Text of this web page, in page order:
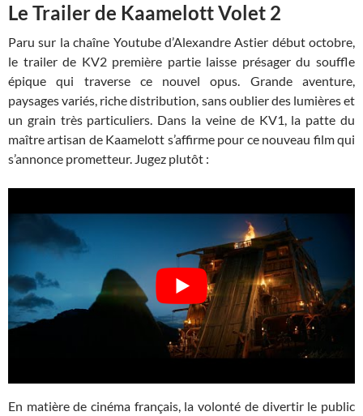
Le Trailer de Kaamelott Volet 2
Paru sur la chaîne Youtube d’Alexandre Astier début octobre,
le trailer de KV2 première partie laisse présager du souffle
épique qui traverse ce nouvel opus. Grande aventure,
paysages variés, riche distribution, sans oublier des lumières et
un grain très particuliers. Dans la veine de KV1, la patte du
maître artisan de Kaamelott s’affirme pour ce nouveau film qui
s’annonce prometteur. Jugez plutôt :
En matière de cinéma français, la volonté de divertir le public